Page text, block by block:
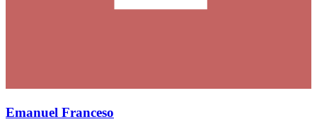
Emanuel Franceso